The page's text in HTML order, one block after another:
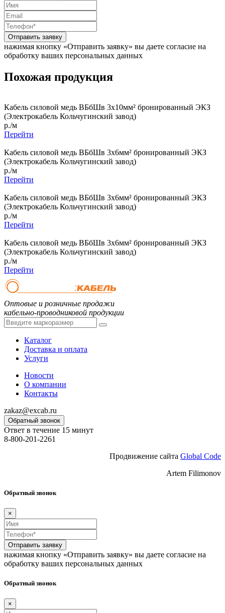
Отправить заявку
нажимая кнопку «Отправить заявку» вы даете согласие на
обработку ваших персональных данных
Похожая продукция
Кабель силовой медь ВБбШв 3x10мм² бронированный ЭКЗ
(Электрокабель Кольчугинский завод)
р./м
Перейти
Кабель силовой медь ВБбШв 3x6мм² бронированный ЭКЗ
(Электрокабель Кольчугинский завод)
р./м
Перейти
Кабель силовой медь ВБбШв 3x6мм² бронированный ЭКЗ
(Электрокабель Кольчугинский завод)
р./м
Перейти
Кабель силовой медь ВБбШв 3x6мм² бронированный ЭКЗ
(Электрокабель Кольчугинский завод)
р./м
Перейти
Оптовые и розничные продажи
кабельно-проводниковой продукции
Каталог
Доставка и оплата
Услуги
Новости
О компании
Контакты
zakaz@excab.ru
Обратный звонок
Ответ в течение 15 минут
8-800-201-2261
Продвижение сайта Global Code
Artem Filimonov
Обратный звонок
×
Отправить заявку
нажимая кнопку «Отправить заявку» вы даете согласие на
обработку ваших персональных данных
Обратный звонок
×